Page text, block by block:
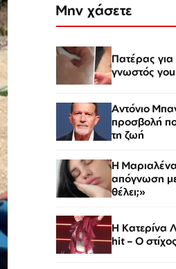
Μην χάσετε
Πατέρας
γνωστός
Αντόνιο
προσβολή
τη ζωή
H
απόγνωση με
θέλει;»
Η Κατερίνα
hit – Ο